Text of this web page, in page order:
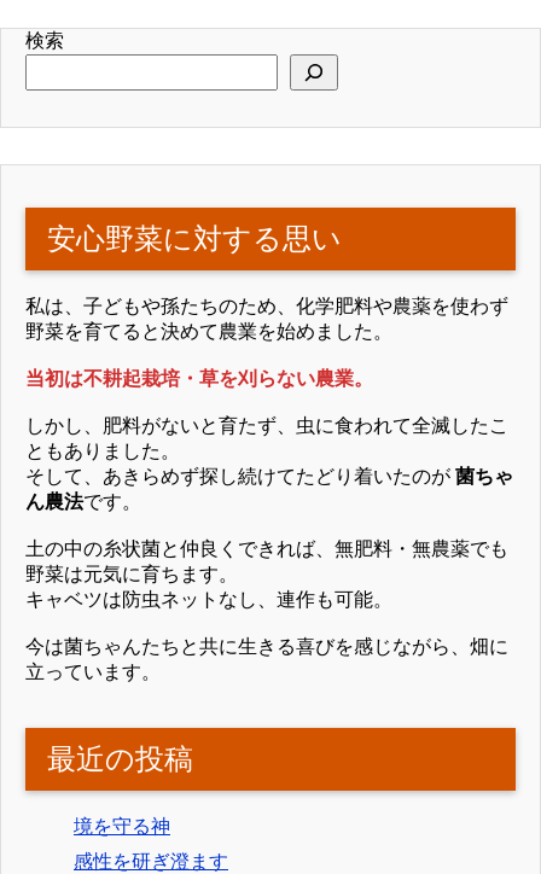
検索
安心野菜に対する思い
私は、子どもや孫たちのため、化学肥料や農薬を使わず
野菜を育てると決めて農業を始めました。
当初は不耕起栽培・草を刈らない農業。
しかし、肥料がないと育たず、虫に食われて全滅したこ
ともありました。
そして、あきらめず探し続けてたどり着いたのが 菌ちゃ
ん農法です。
土の中の糸状菌と仲良くできれば、無肥料・無農薬でも
野菜は元気に育ちます。
キャベツは防虫ネットなし、連作も可能。
今は菌ちゃんたちと共に生きる喜びを感じながら、畑に
立っています。
最近の投稿
境を守る神
感性を研ぎ澄ます